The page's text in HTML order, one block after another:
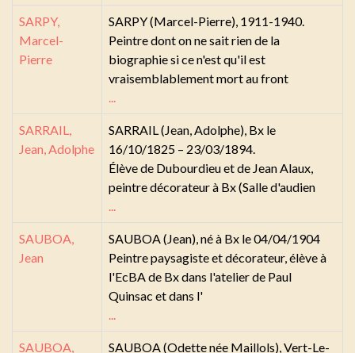
SARPY,
Marcel-
Pierre
SARPY (Marcel-Pierre), 1911-1940.
Peintre dont on ne sait rien de la
biographie si ce n'est qu'il est
vraisemblablement mort au front
SARRAIL,
Jean, Adolphe
SARRAIL (Jean, Adolphe), Bx le
16/10/1825 – 23/03/1894.
Élève de Dubourdieu et de Jean Alaux,
peintre décorateur à Bx (Salle d'audien
SAUBOA,
Jean
SAUBOA (Jean), né à Bx le 04/04/1904
Peintre paysagiste et décorateur, élève à
l'EcBA de Bx dans l'atelier de Paul
Quinsac et dans l'
SAUBOA,
SAUBOA (Odette née Maillols), Vert-Le-